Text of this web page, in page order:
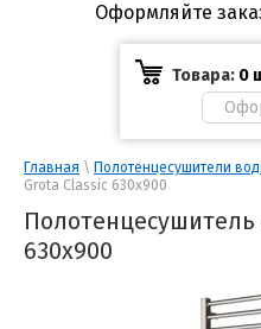
Оформляйте
Товара: 0
Главная \ Полотенцесушители
Grota Classic 630x900
630x900